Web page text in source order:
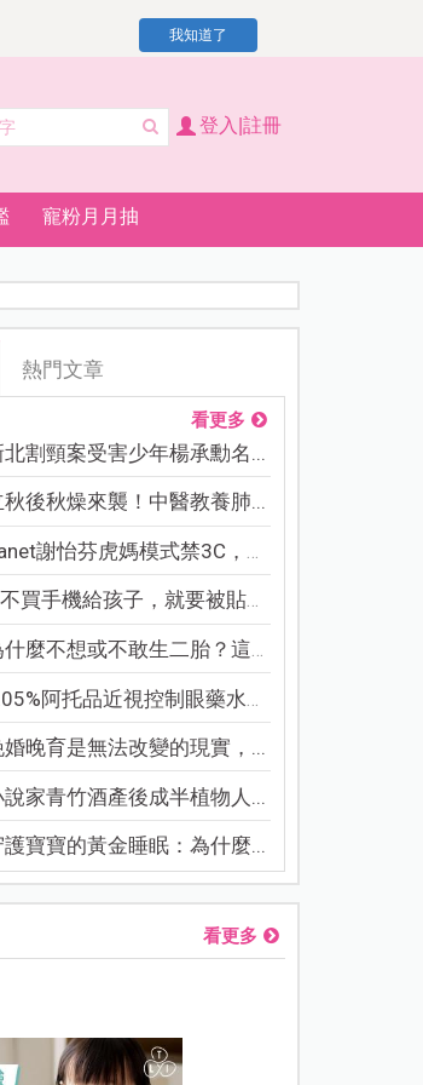
我知道了
登入|註冊
寵粉月月抽
熱門文章
看更多
北割頸案受害少年楊承勳名...
秋後秋燥來襲！中醫教養肺...
謝怡芬虎媽模式禁3C，看...
不買手機給孩子，就要被貼「...
麼不想或不敢生二胎？這8...
阿托品近視控制眼藥水納...
婚晚育是無法改變的現實，...
說家青竹酒產後成半植物人...
護寶寶的黃金睡眠：為什麼...
看更多